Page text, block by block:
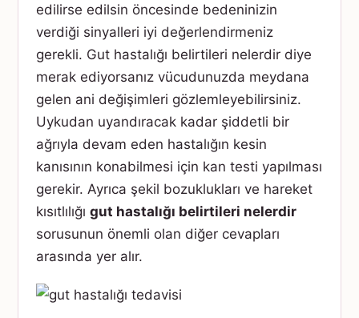
edilirse edilsin öncesinde bedeninizin
verdiği sinyalleri iyi değerlendirmeniz
gerekli. Gut hastalığı belirtileri nelerdir diye
merak ediyorsanız vücudunuzda meydana
gelen ani değişimleri gözlemleyebilirsiniz.
Uykudan uyandıracak kadar şiddetli bir
ağrıyla devam eden hastalığın kesin
kanısının konabilmesi için kan testi yapılması
gerekir. Ayrıca şekil bozuklukları ve hareket
kısıtlılığı gut hastalığı belirtileri nelerdir
sorusunun önemli olan diğer cevapları
arasında yer alır.